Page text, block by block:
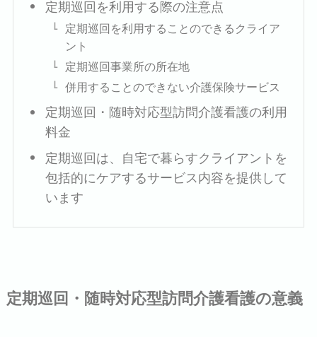
定期巡回を利用する際の注意点
定期巡回を利用することのできるクライア
ント
定期巡回事業所の所在地
併用することのできない介護保険サービス
定期巡回・随時対応型訪問介護看護の利用
料金
定期巡回は、自宅で暮らすクライアントを
包括的にケアするサービス内容を提供して
います
定期巡回・随時対応型訪問介護看護の意義